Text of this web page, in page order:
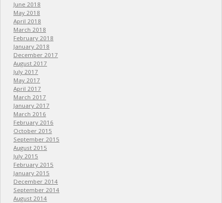
June 2018
May 2018
April 2018
March 2018
February 2018
January 2018
December 2017
August 2017
July 2017
May 2017
April 2017
March 2017
January 2017
March 2016
February 2016
October 2015
September 2015
August 2015
July 2015
February 2015
January 2015
December 2014
September 2014
August 2014